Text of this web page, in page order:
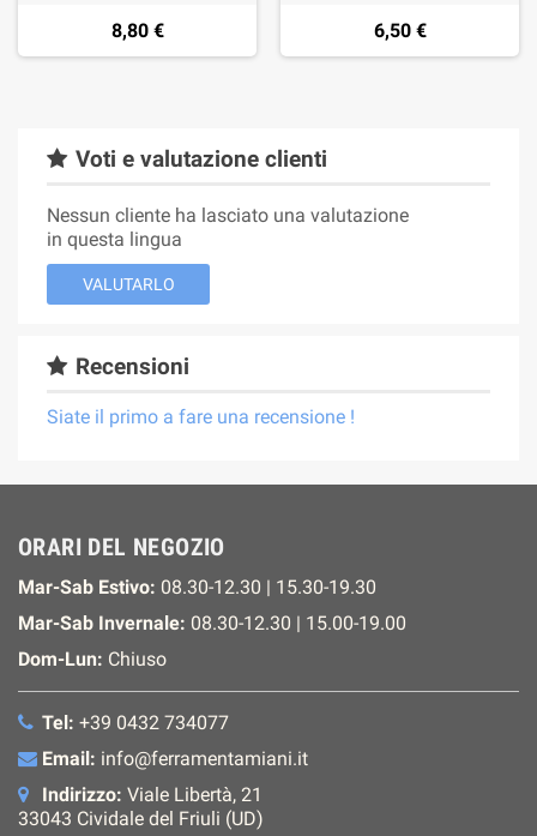
8,80 € 6,50 €
Voti e valutazione clienti
Nessun cliente ha lasciato una valutazione
in questa lingua
VALUTARLO
Recensioni
Siate il primo a fare una recensione !
ORARI DEL NEGOZIO
Mar-Sab Estivo: 08.30-12.30 | 15.30-19.30
Mar-Sab Invernale: 08.30-12.30 | 15.00-19.00
Dom-Lun: Chiuso
Tel: +39 0432 734077
Email: info@ferramentamiani.it
Indirizzo: Viale Libertà, 21
33043 Cividale del Friuli (UD)